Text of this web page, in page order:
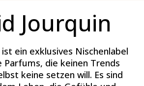
Jourquin
ist ein exklusives Nischenlabel
Parfums, die keinen Trends
keine setzen will. Es sind